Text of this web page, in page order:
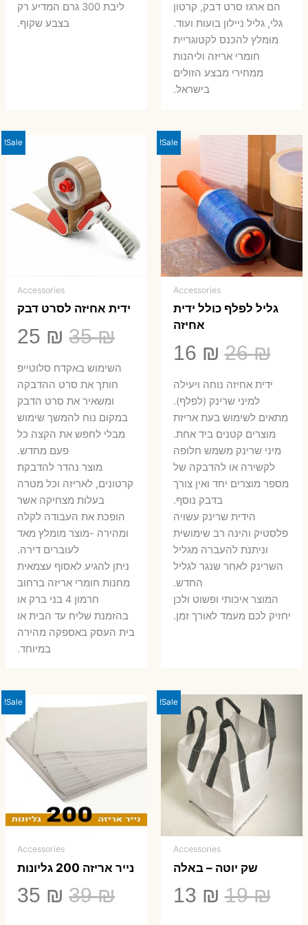
הם ארגז סרט דבק, קרטון
גלי, גליל ניילון בועות ועוד.
מומלץ להכנס לקטוגריית
חומרי אריזה וליהנות
ממחירי מבצע הזולים
בישראל.
ליבת 300 גרם המדיע רק
בצבע שקוף.
Sale!
Accessories
גליל לפלף כולל ידית
אחיזה
26₪
המחיר
המקורי
היה:
26 ₪.
16 ₪
הנוכחי
ידית אחיזה נוחה ויעילה
למיני שרינק (לפלף).
מתאים לשימוש בעת אריזת
מוצרים קטנים ביד אחת.
​מיני שרינק משמש חלופה
לקשירה או להדבקה של
מספר מוצרים יחד ואין צורך
בדבק נוסף.
הידית שרינק עשויה
פלסטיק והינה רב שימושית
וניתנת להעברה מגליל
השרינק לאחר שנגר לגליל
החדש.
המוצר איכותי ופשוט ולכן
יחזיק לכם מעמד לאורך זמן.
Sale!
Accessories
ידית אחיזה לסרט דבק
35₪
המחיר
המקורי
היה:
35 ₪.
25 ₪
₪.
השימוש באקדח סלוטייפ
חותך את סרט ההדבקה
ומשאיר את סרט הדבק
במקום נוח להמשך שימוש
מבלי לחפש את הקצה כל
פעם מחדש.
מוצר נהדר להדבקת
קרטונים, לאריזה וכל מטרה
בעלות מצחיקה אשר
הופכת את העבודה לקלה
ומהירה -מוצר מומלץ מאד
לעוברים דירה.
ניתן להגיע לאסוף עצמאית
מחנות חומרי אריזה ברחוב
חרמון 4 בני ברק או
בהזמנת שליח עד הבית או
בית העסק באספקה מהירה
במיוחד.
Sale!
Accessories
שק יוטה – באלה
19₪
המחיר
13 ₪
Sale!
Accessories
נייר אריזה 200 גליונות
39₪
המחיר
35 ₪